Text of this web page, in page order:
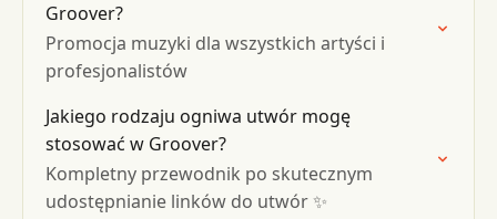
Groover?
Promocja muzyki dla wszystkich artyści i
profesjonalistów
Jakiego rodzaju ogniwa utwór mogę
stosować w Groover?
Kompletny przewodnik po skutecznym
udostępnianie linków do utwór ✨